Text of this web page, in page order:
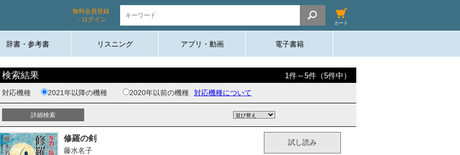
無料会員登録
・ログイン
カート
辞書・参考書 リスニング アプリ・動画 電子書籍
検索結果 1件～5件（5件中）
対応機種 2021年以降の機種 2020年以前の機種 対応機種について
修羅の剣
藤水名子
試し読み